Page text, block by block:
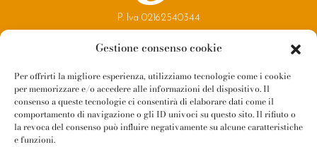
Gestione consenso cookie
Per offrirti la migliore esperienza, utilizziamo tecnologie come i cookie
per memorizzare e/o accedere alle informazioni del dispositivo. Il
consenso a queste tecnologie ci consentirà di elaborare dati come il
comportamento di navigazione o gli ID univoci su questo sito. Il rifiuto o
la revoca del consenso può influire negativamente su alcune caratteristiche
e funzioni.
P. Iva 02162540344
Reggio Parma Festival
Contatti
Newsletter
Amministrazione Trasparente